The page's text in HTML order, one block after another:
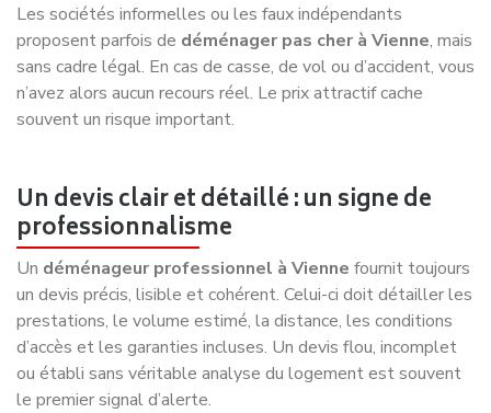
Les sociétés informelles ou les faux indépendants
proposent parfois de déménager pas cher à Vienne, mais
sans cadre légal. En cas de casse, de vol ou d’accident, vous
n’avez alors aucun recours réel. Le prix attractif cache
souvent un risque important.
Un devis clair et détaillé : un signe de
professionnalisme
Un déménageur professionnel à Vienne fournit toujours
un devis précis, lisible et cohérent. Celui-ci doit détailler les
prestations, le volume estimé, la distance, les conditions
d’accès et les garanties incluses. Un devis flou, incomplet
ou établi sans véritable analyse du logement est souvent
le premier signal d’alerte.